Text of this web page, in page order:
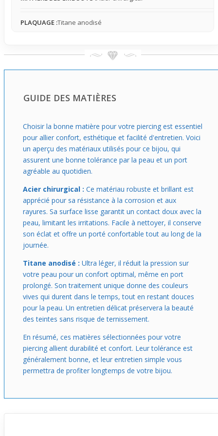
PLAQUAGE :Titane anodisé
GUIDE DES MATIÈRES
Choisir la bonne matière pour votre piercing est essentiel
pour allier confort, esthétique et facilité d'entretien. Voici
un aperçu des matériaux utilisés pour ce bijou, qui
assurent une bonne tolérance par la peau et un port
agréable au quotidien.
Acier chirurgical : Ce matériau robuste et brillant est
apprécié pour sa résistance à la corrosion et aux
rayures. Sa surface lisse garantit un contact doux avec la
peau, limitant les irritations. Facile à nettoyer, il conserve
son éclat et offre un porté confortable tout au long de la
journée.
Titane anodisé : Ultra léger, il réduit la pression sur
votre peau pour un confort optimal, même en port
prolongé. Son traitement unique donne des couleurs
vives qui durent dans le temps, tout en restant douces
pour la peau. Un entretien délicat préservera la beauté
des teintes sans risque de ternissement.
En résumé, ces matières sélectionnées pour votre
piercing allient durabilité et confort. Leur tolérance est
généralement bonne, et leur entretien simple vous
permettra de profiter longtemps de votre bijou.